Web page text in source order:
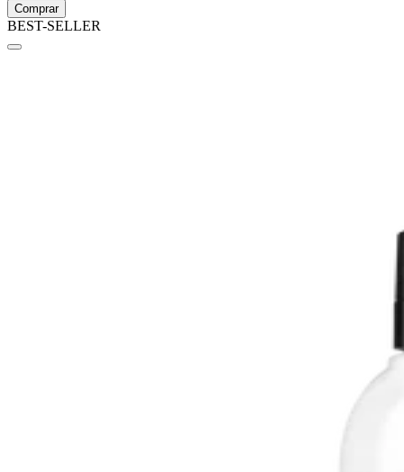
Comprar
BEST-SELLER